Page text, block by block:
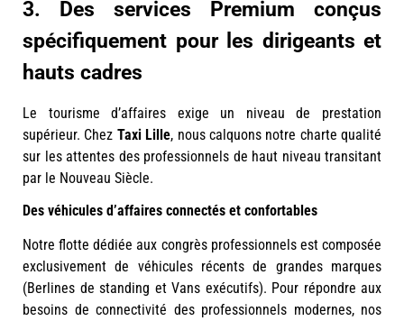
3. Des services Premium conçus
spécifiquement pour les dirigeants et
hauts cadres
Le tourisme d’affaires exige un niveau de prestation
supérieur. Chez Taxi Lille, nous calquons notre charte qualité
sur les attentes des professionnels de haut niveau transitant
par le Nouveau Siècle.
Des véhicules d’affaires connectés et confortables
Notre flotte dédiée aux congrès professionnels est composée
exclusivement de véhicules récents de grandes marques
(Berlines de standing et Vans exécutifs). Pour répondre aux
besoins de connectivité des professionnels modernes, nos